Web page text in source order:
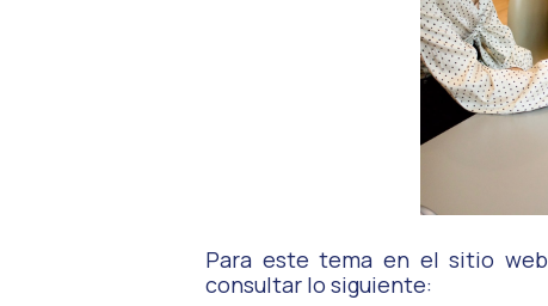
Para este tema en el sitio web
consultar lo siguiente: